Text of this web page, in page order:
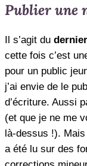
Publier une
Il s’agit du
cette fois c’est
pour un public
j’ai envie de le
d’écriture. Aussi
(et que je ne me
là-dessus !). Mais
a été lu sur des